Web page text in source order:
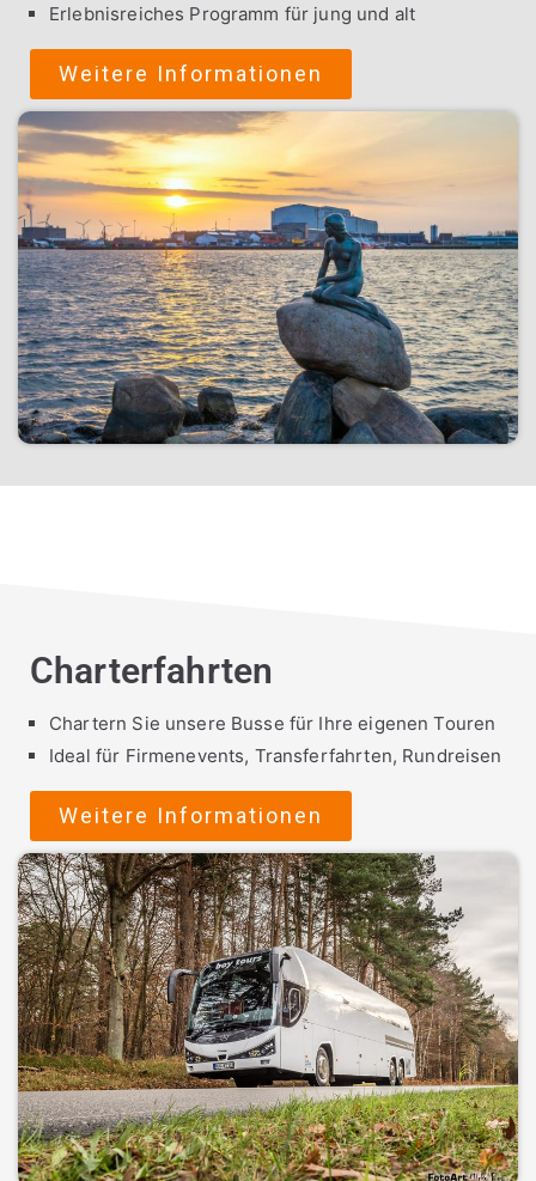
Erlebnisreiches Programm für jung und alt
Weitere Informationen
Charterfahrten
Chartern Sie unsere Busse für Ihre eigenen Touren
Ideal für Firmenevents, Transferfahrten, Rundreisen
Weitere Informationen